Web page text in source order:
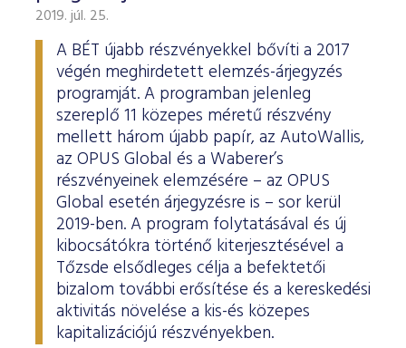
2019. júl. 25.
A BÉT újabb részvényekkel bővíti a 2017
végén meghirdetett elemzés-árjegyzés
programját. A programban jelenleg
szereplő 11 közepes méretű részvény
mellett három újabb papír, az AutoWallis,
az OPUS Global és a Waberer’s
részvényeinek elemzésére – az OPUS
Global esetén árjegyzésre is – sor kerül
2019-ben. A program folytatásával és új
kibocsátókra történő kiterjesztésével a
Tőzsde elsődleges célja a befektetői
bizalom további erősítése és a kereskedési
aktivitás növelése a kis-és közepes
kapitalizációjú részvényekben.